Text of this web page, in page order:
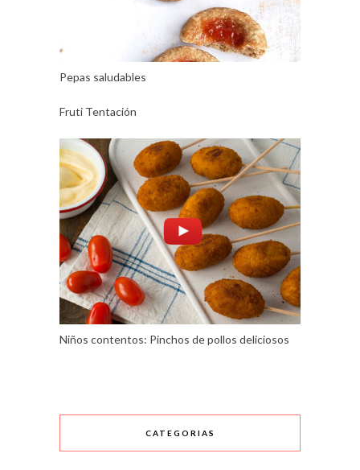
Pepas saludables
Fruti Tentación
Niños contentos: Pinchos de pollos deliciosos
CATEGORIAS